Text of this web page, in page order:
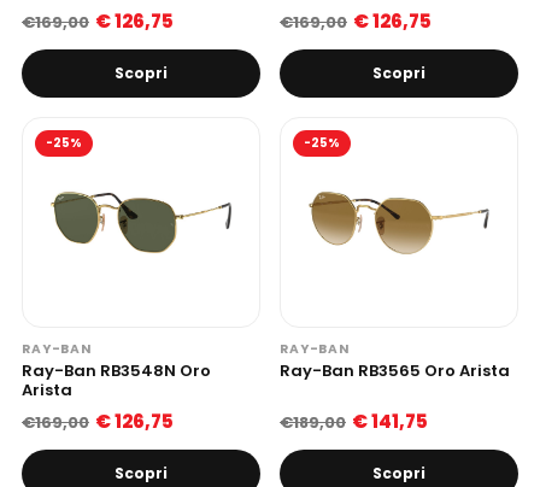
€169,00 € 126,75
Scopri
€169,00 € 126,75
Scopri
-25%
RAY-BAN
Ray-Ban RB3548N Oro
Arista
€169,00 € 126,75
Scopri
-25%
RAY-BAN
Ray-Ban RB3565 Oro Arista
€189,00 € 141,75
Scopri